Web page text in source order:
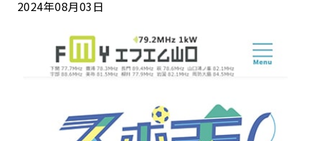
2024年08月03日